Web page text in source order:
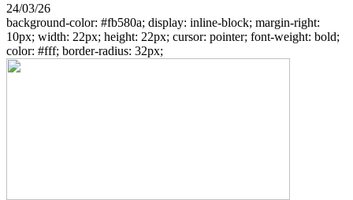
24/03/26
background-color: #fb580a; display: inline-block; margin-right:
10px; width: 22px; height: 22px; cursor: pointer; font-weight: bold;
color: #fff; border-radius: 32px;